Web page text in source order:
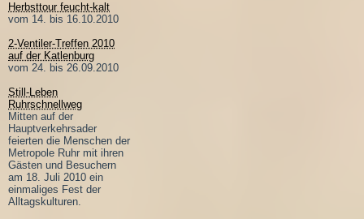
Herbsttour feucht-kalt
vom 14. bis 16.10.2010
2-Ventiler-Treffen 2010
auf der Katlenburg
vom 24. bis 26.09.2010
Still-Leben
Ruhrschnellweg
Mitten auf der
Hauptverkehrsader
feierten die Menschen der
Metropole Ruhr mit ihren
Gästen und Besuchern
am 18. Juli 2010 ein
einmaliges Fest der
Alltagskulturen.